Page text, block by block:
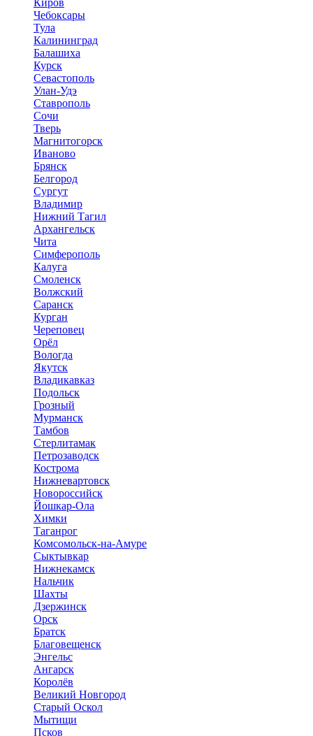
Чебоксары
Тула
Калининград
Балашиха
Курск
Севастополь
Улан-Удэ
Ставрополь
Сочи
Тверь
Магнитогорск
Иваново
Брянск
Белгород
Сургут
Владимир
Нижний Тагил
Архангельск
Чита
Симферополь
Калуга
Смоленск
Волжский
Саранск
Курган
Череповец
Орёл
Вологда
Якутск
Владикавказ
Подольск
Грозный
Мурманск
Тамбов
Стерлитамак
Петрозаводск
Кострома
Нижневартовск
Новороссийск
Йошкар-Ола
Химки
Таганрог
Комсомольск-на-Амуре
Сыктывкар
Нижнекамск
Нальчик
Шахты
Дзержинск
Орск
Братск
Благовещенск
Энгельс
Ангарск
Королёв
Великий Новгород
Старый Оскол
Мытищи
Псков